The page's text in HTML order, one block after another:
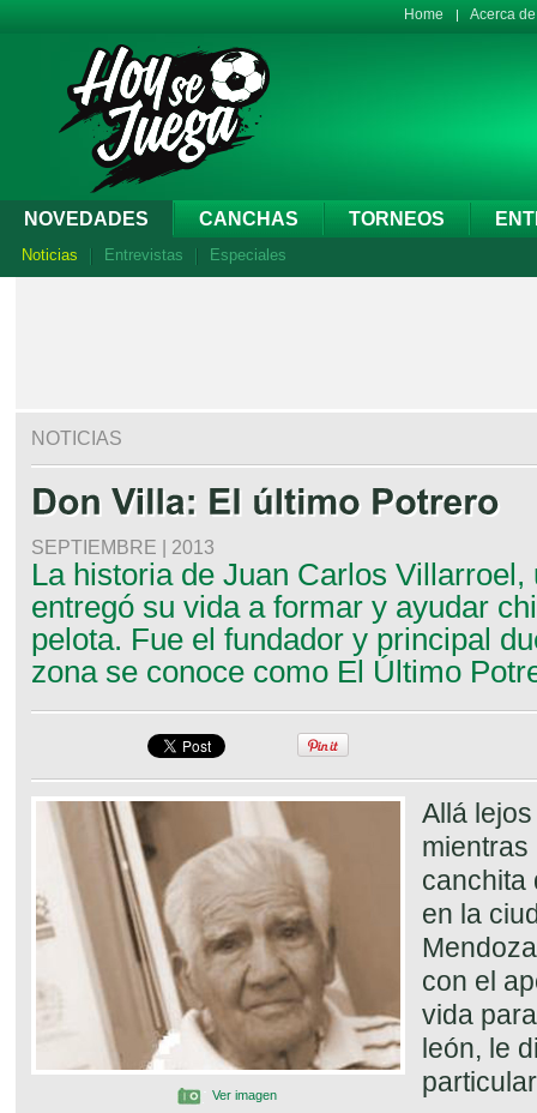
Home Acerca
NOVEDADES CANCHAS TORNEOS
Noticias Entrevistas Especiales
NOTICIAS
SEPTIEMBRE | 2013
La historia de Juan Carlos Villarroel,
entregó su vida a formar y ayudar
pelota. Fue el fundador y principal
zona se conoce como El Último
Ver imagen
Allá
mientras
canchita
en la
con el
vida
león, le